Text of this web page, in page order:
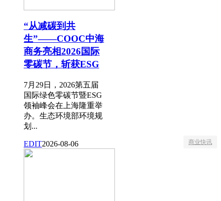
“从减碳到共
生”——COOC中海
商务亮相2026国际
零碳节，斩获ESG
7月29日，2026第五届
国际绿色零碳节暨ESG
领袖峰会在上海隆重举
办。生态环境部环境规
划...
EDIT2026-08-06 商业快讯